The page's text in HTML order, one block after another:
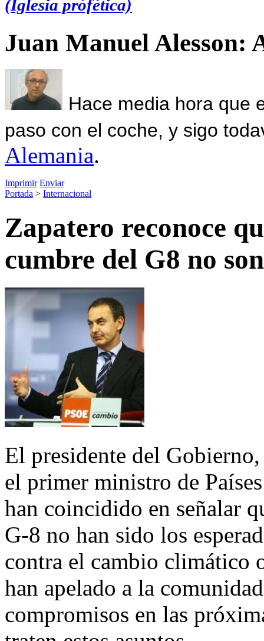
(Iglesia prófética)
Juan Manuel Alesson:
Hace media hora que
paso con el coche, y sigo
Alemania.
Imprimir Enviar
Portada > Internacional
Zapatero reconoce
cumbre del G8 no
El presidente del
el primer ministro de
han coincidido en señalar
G-8 no han sido los
contra el cambio climático
han apelado a la
compromisos en las